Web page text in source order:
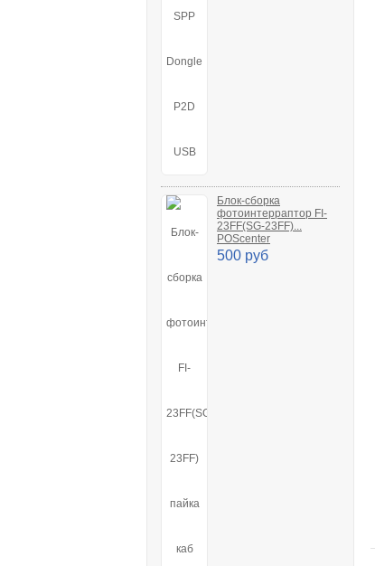
Блок-сборка
фотоинтерраптор FI-
23FF(SG-23FF)...
POScenter
500 руб